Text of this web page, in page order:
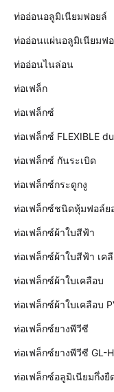
ท่ออ่อนอลูมิเนียมฟอยล์
ท่ออ่อนแผ่นอลูมิเนียมฟอ
ท่ออ่อนไนล่อน
ท่อเฟล็ก
ท่อเฟล็กซ์
ท่อเฟล็กซ์ FLEXIBLE
ท่อเฟล็กซ์ กันระเบิด
ท่อเฟล็กซ์กระดูกงู
ท่อเฟล็กซ์ชนิดหุ้มฟอล์ย
ท่อเฟล็กซ์ผ้าใบสีฟ้า
ท่อเฟล็กซ์ผ้าใบสีฟ้า เค
ท่อเฟล็กซ์ผ้าใบเคลือบ
ท่อเฟล็กซ์ผ้าใบเคลือบ
ท่อเฟล็กซ์ยางพีวีซี
ท่อเฟล็กซ์ยางพีวีซี GL-
ท่อเฟล็กซ์อลูมิเนียมกึ่งยื